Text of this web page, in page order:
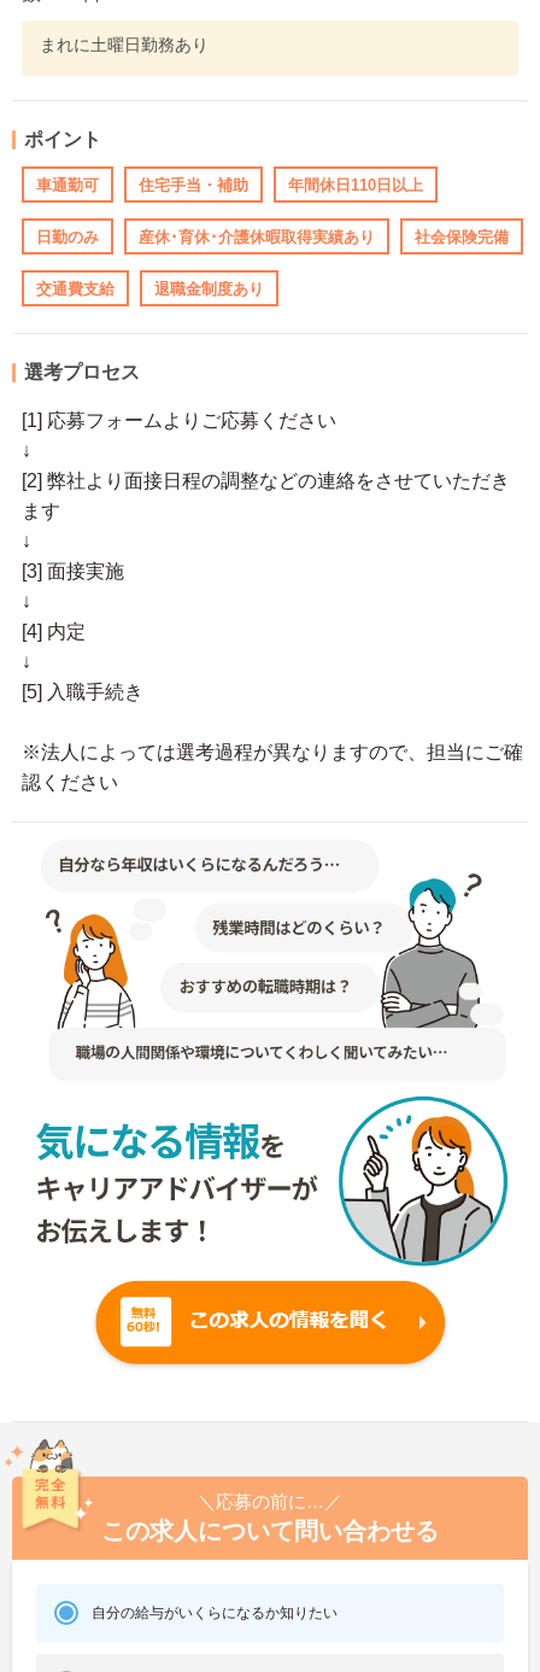
まれに土曜日勤務あり
ポイント
車通勤可 住宅手当・補助 年間休日110日以上
日勤のみ 産休･育休･介護休暇取得実績あり 社会保険完備
交通費支給 退職金制度あり
選考プロセス
[1] 応募フォームよりご応募ください
↓
[2] 弊社より面接日程の調整などの連絡をさせていただき
ます
↓
[3] 面接実施
↓
[4] 内定
↓
[5] 入職手続き
※法人によっては選考過程が異なりますので、担当にご確
認ください
＼応募の前に…／
この求人について問い合わせる
自分の給与がいくらになるか知りたい